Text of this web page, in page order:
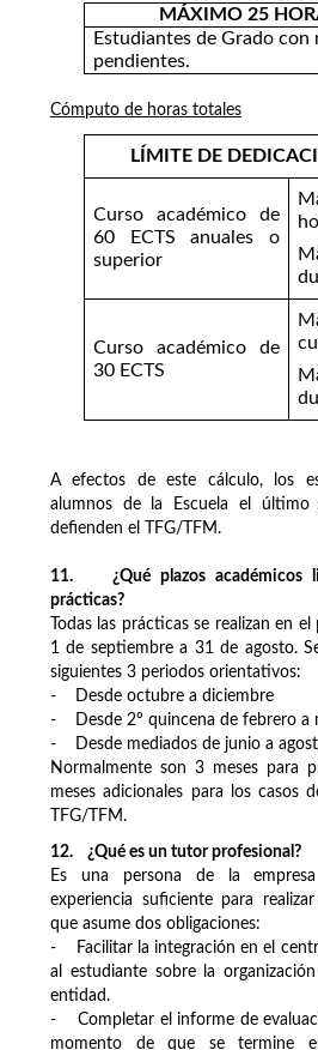
MÁXIMO 25
Estudiantes de Grado con
pendientes.
Cómputo de horas totales
LÍMITE DE
Curso académico de
60 ECTS anuales o
superior
Curso académico de
30 ECTS
A efectos de este cálculo, los
alumnos de la Escuela el
defienden el TFG/TFM.
11. ¿Qué plazos académicos
prácticas?
Todas las prácticas se realizan en
1 de septiembre a 31 de agosto.
siguientes 3 periodos orientativos:
- Desde octubre a diciembre
- Desde 2º quincena de febrero a
- Desde mediados de junio a
Normalmente son 3 meses para
meses adicionales para los casos
TFG/TFM.
12. ¿Qué es un tutor profesional?
Es una persona de la
experiencia suficiente para
que asume dos obligaciones:
- Facilitar la integración en el
al estudiante sobre la
entidad.
- Completar el informe de
momento de que se termine